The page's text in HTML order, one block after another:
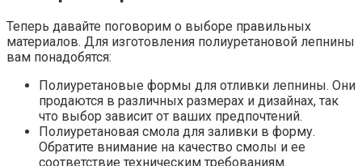
Теперь давайте поговорим о выборе правильных
материалов. Для изготовления полиуретановой лепнины
вам понадобятся:
Полиуретановые формы для отливки лепнины. Они
продаются в различных размерах и дизайнах, так
что выбор зависит от ваших предпочтений.
Полиуретановая смола для заливки в форму.
Обратите внимание на качество смолы и ее
соответствие техническим требованиям.